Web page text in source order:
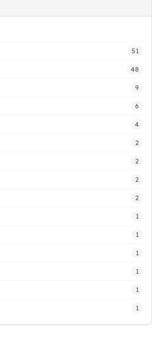
51
48
9
6
4
2
2
2
2
1
1
1
1
1
1